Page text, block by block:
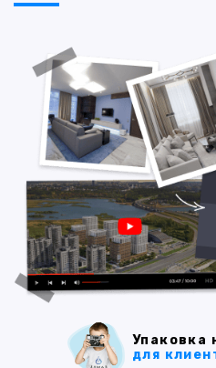
Упаковка
для